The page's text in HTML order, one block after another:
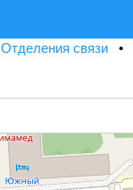
Отделения связи •